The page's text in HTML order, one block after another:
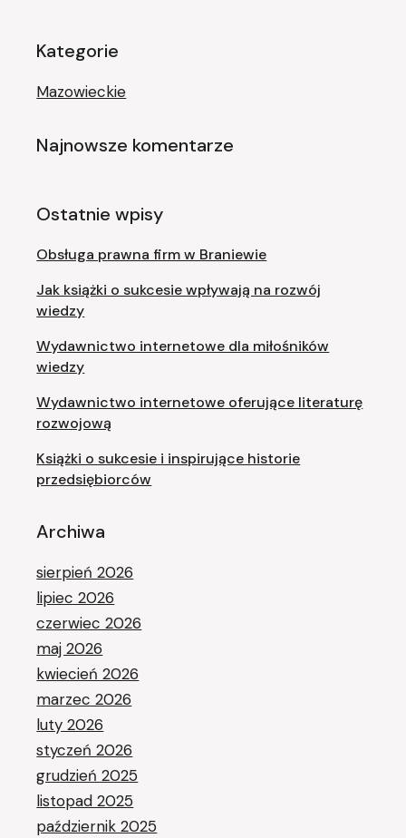
Kategorie
Mazowieckie
Najnowsze komentarze
Ostatnie wpisy
Obsługa prawna firm w Braniewie
Jak książki o sukcesie wpływają na rozwój
wiedzy
Wydawnictwo internetowe dla miłośników
wiedzy
Wydawnictwo internetowe oferujące literaturę
rozwojową
Książki o sukcesie i inspirujące historie
przedsiębiorców
Archiwa
sierpień 2026
lipiec 2026
czerwiec 2026
maj 2026
kwiecień 2026
marzec 2026
luty 2026
styczeń 2026
grudzień 2025
listopad 2025
październik 2025